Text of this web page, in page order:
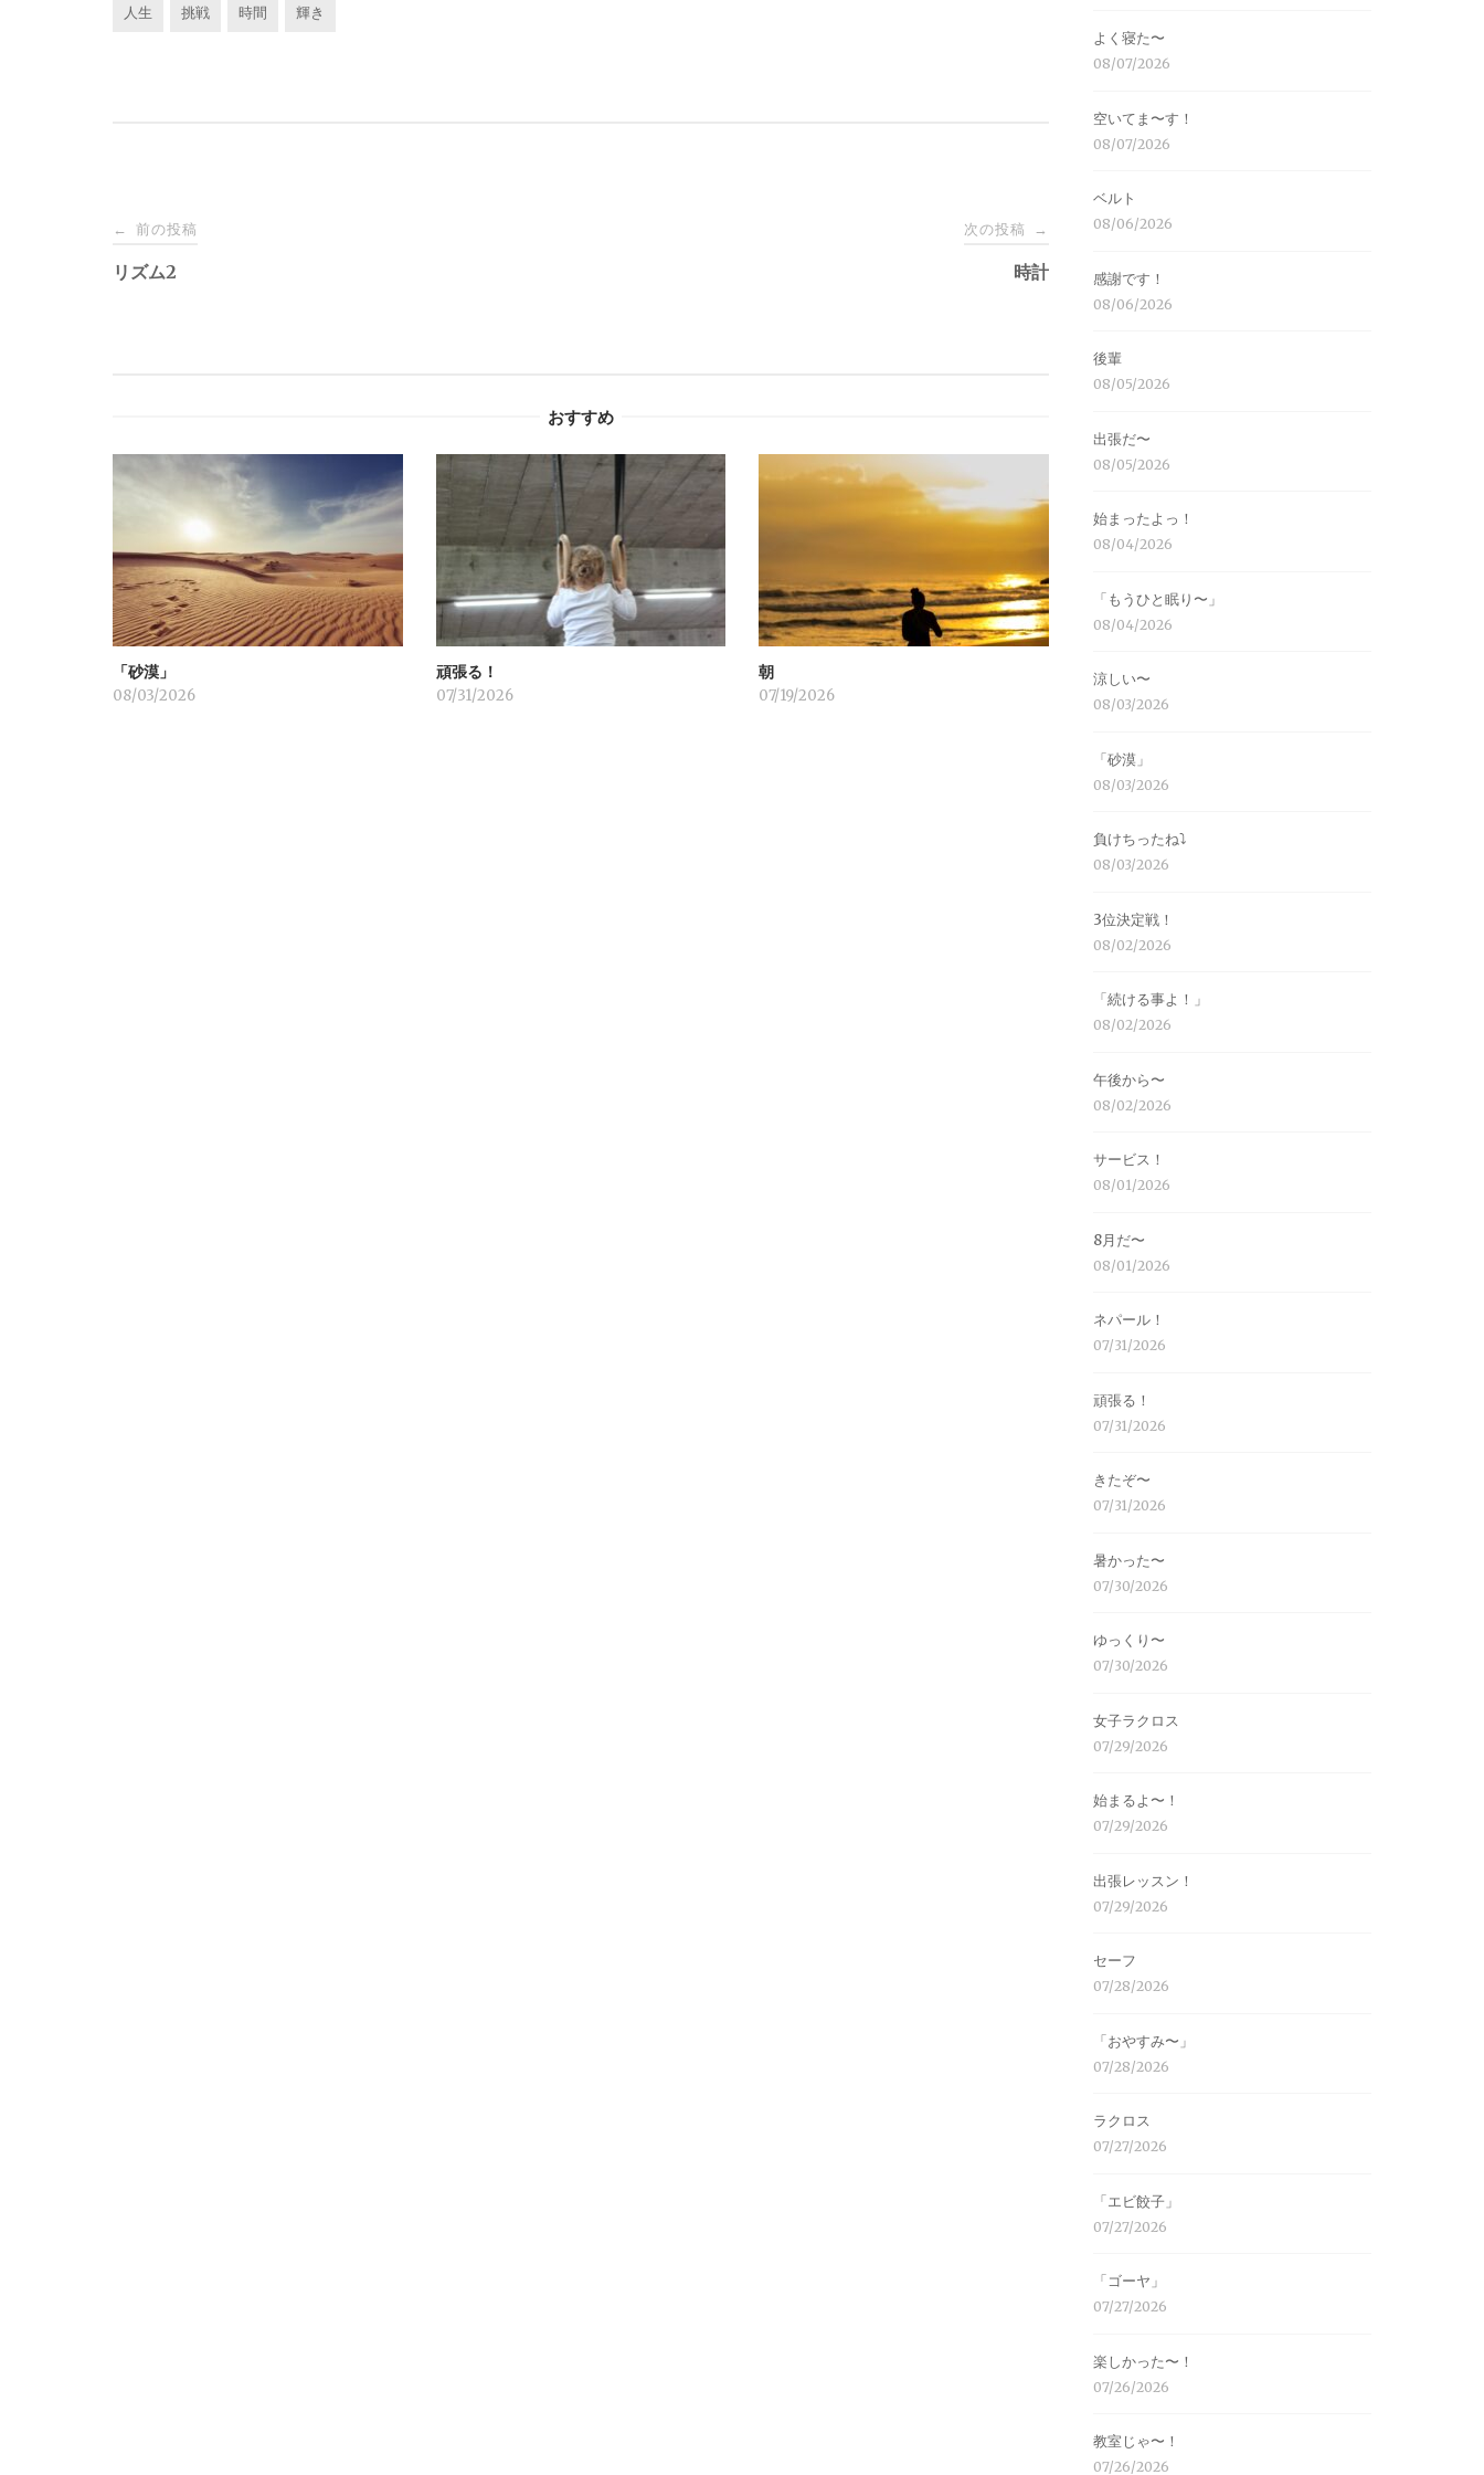
人生 挑戦 時間 輝き
投
稿
ゲ
シ
ョ
ン
← 前の投稿
リズム2
次の投稿 →
時計
おすすめ
「砂漠」
08/03/2026
頑張る！
07/31/2026
朝
07/19/2026
よく寝た〜
08/07/2026
空いてま〜す！
08/07/2026
ベルト
08/06/2026
感謝です！
08/06/2026
後輩
08/05/2026
出張だ〜
08/05/2026
始まったよっ！
08/04/2026
「もうひと眠り〜」
08/04/2026
涼しい〜
08/03/2026
「砂漠」
08/03/2026
負けちったね⤵︎
08/03/2026
3位決定戦！
08/02/2026
「続ける事よ！」
08/02/2026
午後から〜
08/02/2026
サービス！
08/01/2026
8月だ〜
08/01/2026
ネパール！
07/31/2026
頑張る！
07/31/2026
きたぞ〜
07/31/2026
暑かった〜
07/30/2026
ゆっくり〜
07/30/2026
女子ラクロス
07/29/2026
始まるよ〜！
07/29/2026
出張レッスン！
07/29/2026
セーフ
07/28/2026
「おやすみ〜」
07/28/2026
ラクロス
07/27/2026
「エビ餃子」
07/27/2026
「ゴーヤ」
07/27/2026
楽しかった〜！
07/26/2026
教室じゃ〜！
07/26/2026